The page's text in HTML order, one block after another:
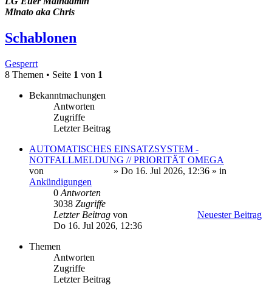
Minato aka Chris
Schablonen
Gesperrt
8 Themen • Seite 1 von 1
Bekanntmachungen
Antworten
Zugriffe
Letzter Beitrag
AUTOMATISCHES EINSATZSYSTEM -
NOTFALLMELDUNG // PRIORITÄT OMEGA
von
» Do 16. Jul 2026, 12:36 » in
Ankündigungen
0 Antworten
3038 Zugriffe
Letzter Beitrag von
Neuester Beitrag
Do 16. Jul 2026, 12:36
Themen
Antworten
Zugriffe
Letzter Beitrag